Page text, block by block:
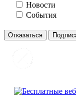
Новости
События
Отказаться